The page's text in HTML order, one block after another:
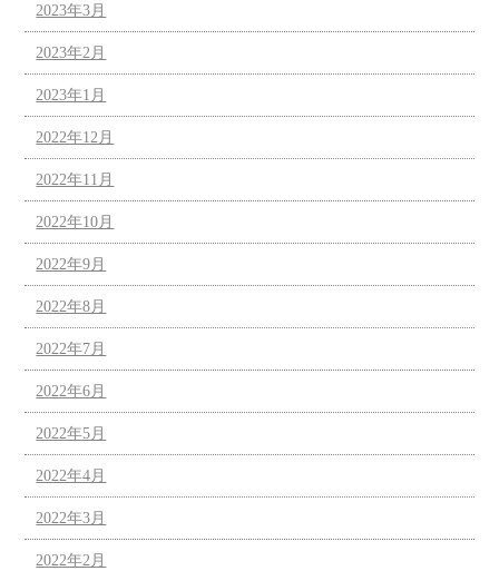
2023年3月
2023年2月
2023年1月
2022年12月
2022年11月
2022年10月
2022年9月
2022年8月
2022年7月
2022年6月
2022年5月
2022年4月
2022年3月
2022年2月